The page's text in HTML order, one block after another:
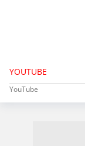
YOUTUBE
YouTube